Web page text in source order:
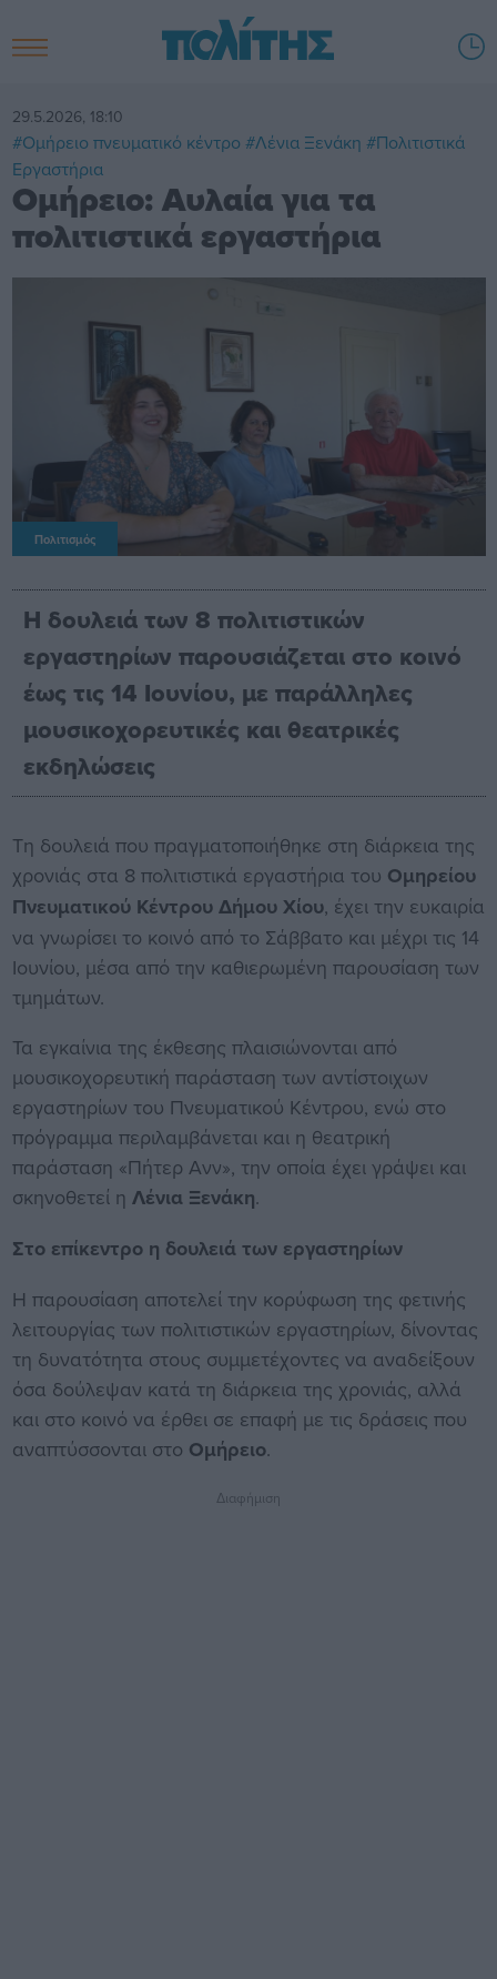
29.5.2026, 18:10
#Ομήρειο πνευματικό κέντρο #Λένια Ξενάκη #Πολιτιστικά
Εργαστήρια
Ομήρειο: Αυλαία για τα
πολιτιστικά εργαστήρια
Πολιτισμός
Η δουλειά των 8 πολιτιστικών
εργαστηρίων παρουσιάζεται στο κοινό
έως τις 14 Ιουνίου, με παράλληλες
μουσικοχορευτικές και θεατρικές
εκδηλώσεις
Τη δουλειά που πραγματοποιήθηκε στη διάρκεια της
χρονιάς στα 8 πολιτιστικά εργαστήρια του Ομηρείου
Πνευματικού Κέντρου Δήμου Χίου, έχει την ευκαιρία
να γνωρίσει το κοινό από το Σάββατο και μέχρι τις 14
Ιουνίου, μέσα από την καθιερωμένη παρουσίαση των
τμημάτων.
Τα εγκαίνια της έκθεσης πλαισιώνονται από
μουσικοχορευτική παράσταση των αντίστοιχων
εργαστηρίων του Πνευματικού Κέντρου, ενώ στο
πρόγραμμα περιλαμβάνεται και η θεατρική
παράσταση «Πήτερ Ανν», την οποία έχει γράψει και
σκηνοθετεί η Λένια Ξενάκη.
Στο επίκεντρο η δουλειά των εργαστηρίων
Η παρουσίαση αποτελεί την κορύφωση της φετινής
λειτουργίας των πολιτιστικών εργαστηρίων, δίνοντας
τη δυνατότητα στους συμμετέχοντες να αναδείξουν
όσα δούλεψαν κατά τη διάρκεια της χρονιάς, αλλά
και στο κοινό να έρθει σε επαφή με τις δράσεις που
αναπτύσσονται στο Ομήρειο.
Διαφήμιση